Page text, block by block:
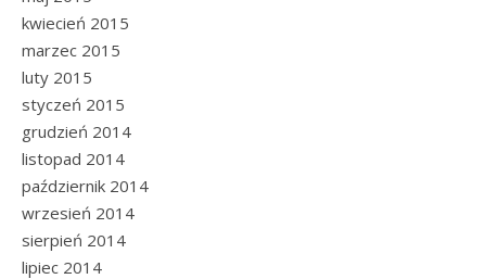
kwiecień 2015
marzec 2015
luty 2015
styczeń 2015
grudzień 2014
listopad 2014
październik 2014
wrzesień 2014
sierpień 2014
lipiec 2014